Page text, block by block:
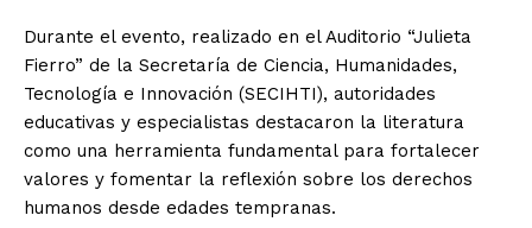
Durante el evento, realizado en el Auditorio “Julieta
Fierro” de la Secretaría de Ciencia, Humanidades,
Tecnología e Innovación (SECIHTI), autoridades
educativas y especialistas destacaron la literatura
como una herramienta fundamental para fortalecer
valores y fomentar la reflexión sobre los derechos
humanos desde edades tempranas.